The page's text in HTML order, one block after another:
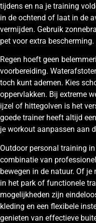
tijdens en na je training
in de ochtend of laat in de
vermijden. Gebruik
pet voor extra bescherming.
Regen hoeft geen
voorbereiding.
toch kunt ademen. Kies
oppervlakken. Bij extreme
ijzel of hittegolven is het
goede trainer heeft altijd
je workout aanpassen aan
Outdoor personal training
combinatie van
bewegen in de natuur. Of je
in het park of functionele
mogelijkheden zijn
kleding en een flexibele
genieten van effectieve